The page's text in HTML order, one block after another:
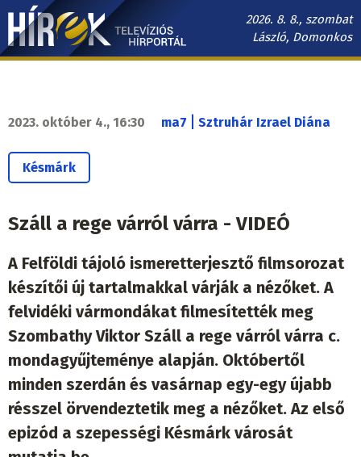
Ugrás
tartalomra
2026. 8. 8., szombat
László, Domonkos
Hírek.sk
2023. október 4., 16:30 ma7 Sztruhár Izrael Diána
Késmárk
Száll a rege várról várra - VIDEÓ
A Felföldi tájoló ismeretterjesztő filmsorozat
készítői új tartalmakkal várják a nézőket. A
felvidéki vármondákat filmesítették meg
Szombathy Viktor Száll a rege várról várra c.
mondagyűjteménye alapján. Októbertől
minden szerdán és vasárnap egy-egy újabb
résszel örvendeztetik meg a nézőket. Az első
epizód a szepességi Késmárk városát